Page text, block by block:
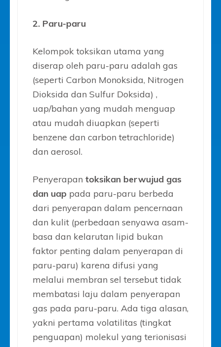
2. Paru-paru
Kelompok toksikan utama yang
diserap oleh paru-paru adalah gas
(seperti Carbon Monoksida, Nitrogen
Dioksida dan Sulfur Doksida) ,
uap/bahan yang mudah menguap
atau mudah diuapkan (seperti
benzene dan carbon tetrachloride)
dan aerosol.
Penyerapan toksikan berwujud gas
dan uap pada paru-paru berbeda
dari penyerapan dalam pencernaan
dan kulit (perbedaan senyawa asam-
basa dan kelarutan lipid bukan
faktor penting dalam penyerapan di
paru-paru) karena difusi yang
melalui membran sel tersebut tidak
membatasi laju dalam penyerapan
gas pada paru-paru. Ada tiga alasan,
yakni pertama volatilitas (tingkat
penguapan) molekul yang terionisasi